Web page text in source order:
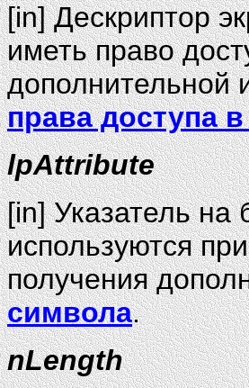
[in] Дескриптор
иметь право
права доступа
lpAttribute
[in] Указатель на
используются
получения
символа.
nLength